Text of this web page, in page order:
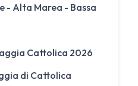
- Alta Marea - Bassa
Cattolica 2026
di Cattolica